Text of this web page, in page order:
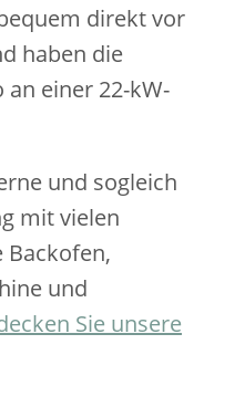
direkt vor
haben die
an einer 22-kW-
und sogleich
mit vielen
und
Sie unsere